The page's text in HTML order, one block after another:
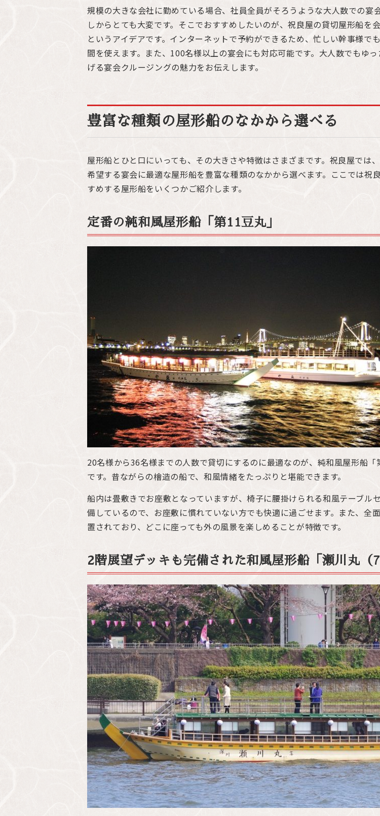
規模の大きな会社に勤めている場合、社員全員がそろうような大人数での宴
しからとても大変です。そこでおすすめしたいのが、祝良屋の貸切屋形船を
というアイデアです。インターネットで予約ができるため、忙しい幹事様で
間を使えます。また、100名様以上の宴会にも対応可能です。大人数でもゆ
げる宴会クルージングの魅力をお伝えします。
豊富な種類の屋形船のなかから選べる
屋形船とひと口にいっても、その大きさや特徴はさまざまです。祝良屋では
希望する宴会に最適な屋形船を豊富な種類のなかから選べます。ここでは祝
すめする屋形船をいくつかご紹介します。
定番の純和風屋形船「第11豆丸」
20名様から36名様までの人数で貸切にするのに最適なのが、純和風屋形船「
です。昔ながらの檜造の船で、和風情緒をたっぷりと堪能できます。
船内は畳敷きでお座敷となっていますが、椅子に腰掛けられる和風テーブル
備しているので、お座敷に慣れていない方でも快適に過ごせます。また、全
置されており、どこに座っても外の風景を楽しめることが特徴です。
2階展望デッキも完備された和風屋形船「瀬川丸（7